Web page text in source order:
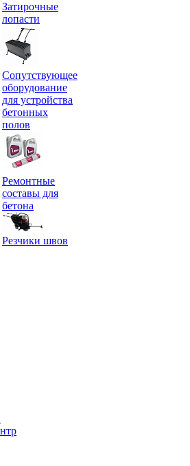
Затирочные
лопасти
Сопутствующее
оборудование
для устройства
бетонных
полов
Ремонтные
составы для
бетона
Резчики швов